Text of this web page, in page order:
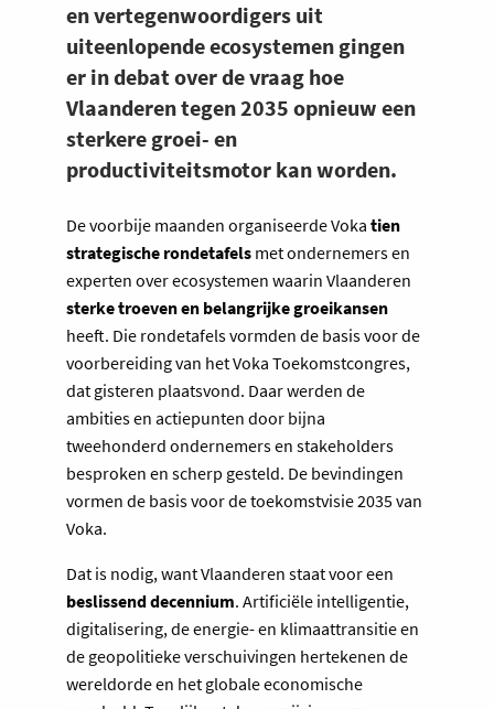
en vertegenwoordigers uit
uiteenlopende ecosystemen gingen
er in debat over de vraag hoe
Vlaanderen tegen 2035 opnieuw een
sterkere groei- en
productiviteitsmotor kan worden.
De voorbije maanden organiseerde Voka tien
strategische rondetafels met ondernemers en
experten over ecosystemen waarin Vlaanderen
sterke troeven en belangrijke groeikansen
heeft. Die rondetafels vormden de basis voor de
voorbereiding van het Voka Toekomstcongres,
dat gisteren plaatsvond. Daar werden de
ambities en actiepunten door bijna
tweehonderd ondernemers en stakeholders
besproken en scherp gesteld. De bevindingen
vormen de basis voor de toekomstvisie 2035 van
Voka.
Dat is nodig, want Vlaanderen staat voor een
beslissend decennium. Artificiële intelligentie,
digitalisering, de energie- en klimaattransitie en
de geopolitieke verschuivingen hertekenen de
wereldorde en het globale economische